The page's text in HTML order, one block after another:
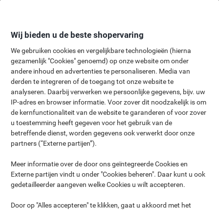
Viking's duurzame
alternatieven
Kies bewust en ga voor
duurzaam
met waardevolle en kwalitatieve producten die voorzien in uw
zakelijke behoeften. Op deze pagina vind u ons milieuvriendelijke
aanbod, met producten die zijn gecertificeerd door organisaties
Wij bieden u de beste shopervaring
We gebruiken cookies en vergelijkbare technologieën (hierna
gezamenlijk "Cookies" genoemd) op onze website om onder
andere inhoud en advertenties te personaliseren. Media van
derden te integreren of de toegang tot onze website te
analyseren. Daarbij verwerken we persoonlijke gegevens, bijv. uw
IP-adres en browser informatie. Voor zover dit noodzakelijk is om
de kernfunctionaliteit van de website te garanderen of voor zover
u toestemming heeft gegeven voor het gebruik van de
betreffende dienst, worden gegevens ook verwerkt door onze
partners (“Externe partijen”).
Meer informatie over de door ons geïntegreerde Cookies en
Externe partijen vindt u onder "Cookies beheren". Daar kunt u ook
gedetailleerder aangeven welke Cookies u wilt accepteren.
Door op "Alles accepteren" te klikken, gaat u akkoord met het